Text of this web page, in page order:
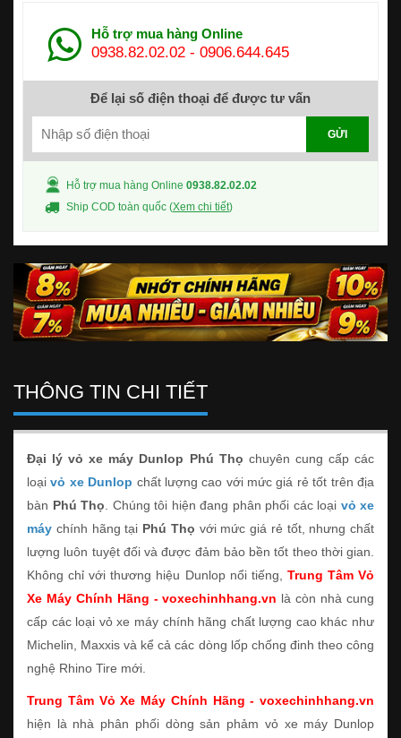
Hỗ trợ mua hàng Online
0938.82.02.02 - 0906.644.645
Để lại số điện thoại để được tư vấn
GỬI
Hỗ trợ mua hàng Online 0938.82.02.02
Ship COD toàn quốc (Xem chi tiết)
THÔNG TIN CHI TIẾT
Đại lý vỏ xe máy Dunlop Phú Thọ chuyên cung cấp các
loạivỏ xe Dunlop chất lượng cao với mức giá rẻ tốt trên địa
bàn Phú Thọ . Chúng tôi hiện đang phân phối các loại vỏ xe
máy chính hãng tại Phú Thọ với mức giá rẻ tốt, nhưng chất
lượng luôn tuyệt đối và được đảm bảo bền tốt theo thời gian.
Không chỉ với thương hiệu Dunlop nổi tiếng, Trung Tâm Vỏ
Xe Máy Chính Hãng - voxechinhhang.vn là còn nhà cung
cấp các loại vỏ xe máy chính hãng chất lượng cao khác như
Michelin, Maxxis và kể cả các dòng lốp chống đinh theo công
nghệ Rhino Tire mới.
Trung Tâm Vỏ Xe Máy Chính Hãng - voxechinhhang.vn
hiện là nhà phân phối dòng sản phảm vỏ xe máy Dunlop